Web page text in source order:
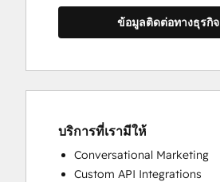
ข้อมูลติดต่อทางธุรกิจ
บริการที่เรามีให้
Conversational Marketing
Custom API Integrations